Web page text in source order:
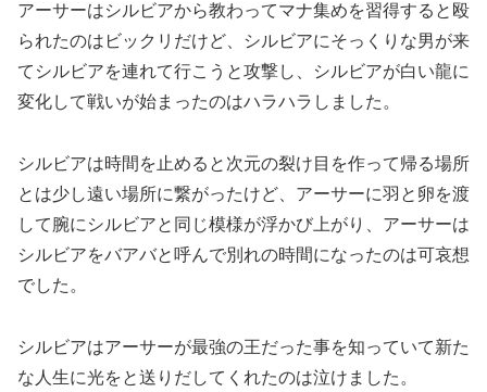
アーサーはシルビアから教わってマナ集めを習得すると殴
られたのはビックリだけど、シルビアにそっくりな男が来
てシルビアを連れて行こうと攻撃し、シルビアが白い龍に
変化して戦いが始まったのはハラハラしました。
シルビアは時間を止めると次元の裂け目を作って帰る場所
とは少し遠い場所に繋がったけど、アーサーに羽と卵を渡
して腕にシルビアと同じ模様が浮かび上がり、アーサーは
シルビアをバアバと呼んで別れの時間になったのは可哀想
でした。
シルビアはアーサーが最強の王だった事を知っていて新た
な人生に光をと送りだしてくれたのは泣けました。